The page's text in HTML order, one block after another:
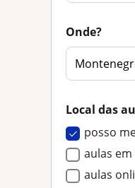
Onde?
Local das
posso
aulas em
aulas